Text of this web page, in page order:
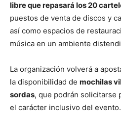
libre que repasará los 20
puestos de venta de discos y
así como espacios de
música en un ambiente
La organización volverá a
la disponibilidad de mochilas
sordas, que podrán solicitarse
el carácter inclusivo del evento.